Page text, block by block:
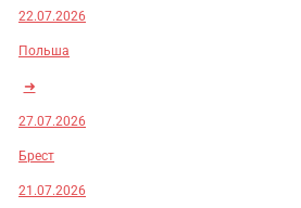
22.07.2026
Польша
➜
27.07.2026
Брест
21.07.2026